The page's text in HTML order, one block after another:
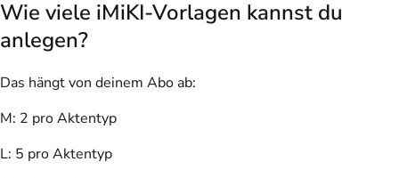
Wie viele iMiKI-Vorlagen kannst du
anlegen?
Das hängt von deinem Abo ab:
M: 2 pro Aktentyp
L: 5 pro Aktentyp